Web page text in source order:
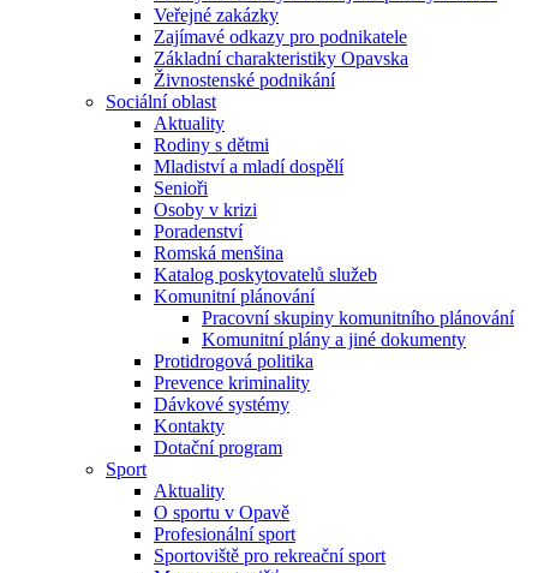
Veřejné zakázky
Zajímavé odkazy pro podnikatele
Základní charakteristiky Opavska
Živnostenské podnikání
Sociální oblast
Aktuality
Rodiny s dětmi
Mladiství a mladí dospělí
Senioři
Osoby v krizi
Poradenství
Romská menšina
Katalog poskytovatelů služeb
Komunitní plánování
Pracovní skupiny komunitního plánování
Komunitní plány a jiné dokumenty
Protidrogová politika
Prevence kriminality
Dávkové systémy
Kontakty
Dotační program
Sport
Aktuality
O sportu v Opavě
Profesionální sport
Sportoviště pro rekreační sport